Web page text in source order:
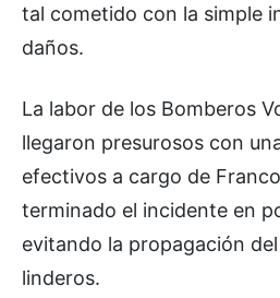
tal cometido con la simple
daños.
La labor de los Bomberos
llegaron presurosos con
efectivos a cargo de
terminado el incidente en
evitando la propagación
linderos.